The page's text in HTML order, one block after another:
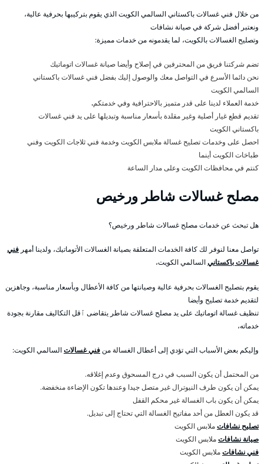
من خلال فني غسالات باكستاني السالمي الكويت الذي يقوم بتركيبها بحرفية عالية،
ونعتبر أفضل شركة في صيانة نشافات
وتصليح الغسالات بالكويت، لما يقدمونه من خدمات مميزة:
تضم شركتنا فريق من المحترفين في إصلاح وأيضا صيانة غسالات اتوماتيك
نحن دائما الأسرع في التواصل معك والوصول إليك بفضل فني غسالات باكستاني
السالمي الكويت
خدمة العملاء لدينا على قدر متميز بالاحترافية وفي خدمتكم.
تقديم قطع غيار أصلية وغير مقلدة بأسعار مناسبة وتبديلها على يد فني غسالات
باكستاني الكويت
احصل على وخدمات تصليح غسالة ملابس الكويت وخدمة فني ثلاجات الكويت وفني
طباخات الكويت أينما
كنتم في محافظات الكويت وعلى مدار الساعة
مصلح غسالات شاطر ورخيص
هل تبحث عن خدمات مصلح غسالات شاطر ورخيص؟
تواصل معنا لنوفر لك كافة الخدمات المتعلقة بصيانة الغسالات الأتوماتيك، ولدينا أمهر فني
غسالات باكستانيالسالمي الكويت،
يقوم بتصليح الغسالات بحرفية عالية وصيانتها من كافة الأعطال وبأسعار مناسبة، وجاهزين
لتقديم خدمة تصليح وأيضا
تنظيف غسالة اتوماتيك على يد مصلح غسالات شاطر يتقاضى ٱقل التكاليف مقارنة بجودة
خدماته،
وإليكم بعض الأسباب التي تؤدي إلى أعطال الغسالة منفني غسالاتالسالمي الكويت:
من المحتمل أن يكون السبب في درج المسحوق وعدم إغلاقه.
يمكن أن يكون طرف النيوترال غير متصل جيدا وعندها تكون الإضاءة منخفضة.
يمكن أن يكون باب الغسالة غير محكم القفل
قد يكون العطل من أحد مفاتيح الغسالة التي تحتاج إلى تبديل.
تصليح نشافاتملابس الكويت
صيانة نشافاتملابس الكويت
فني نشافاتملابس الكويت